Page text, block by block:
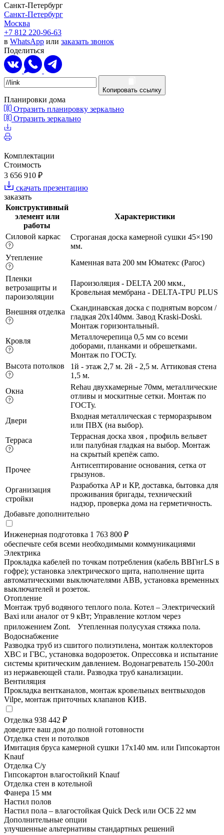
Санкт-Петербург
Санкт-Петербург
Москва
+7 812 220-96-63
в WhatsApp или заказать звонок
Поделиться
Копировать ссылку
Планировки дома
Отразить планировку зеркально
Отразить зеркально
Комплектации
Стоимость
3 656 910 ₽
скачать презентацию
заказать
Конструктивный
элемент или
работы
Характеристики
Силовой каркас
Строганая доска камерной сушки 45×190
мм.
Утепление
Каменная вата 200 мм Юматекс (Paroc)
Пленки
ветрозащиты и
пароизоляции
Пароизоляция - DELTA 200 мкм.,
Кровельная мембрана - DELTA-TPU PLUS
Внешняя отделка
Скандинавская доска с поднятым ворсом /
гладкая 20х140мм. Завод Kraski-Doski.
Монтаж горизонтальный.
Кровля
Металлочерепица 0,5 мм со всеми
доборами, планками и обрешетками.
Монтаж по ГОСТу.
Высота потолков
1й - этаж 2,7 м. 2й - 2,5 м. Аттиковая стена
1,5 м.
Окна
Rehau двухкамерные 70мм, металлические
отливы и москитные сетки. Монтаж по
ГОСТу.
Двери
Входная металлическая с терморазрывом
или ПВХ (на выбор).
Терраса
Террасная доска хвоя , профиль вельвет
или палубная гладкая на выбор. Монтаж
на скрытый крепёж camo.
Прочее
Антисептирование основания, cетка от
грызунов.
Организация
стройки
Разработка АР и КР, доставка, бытовка для
проживания бригады, технический
надзор, проверка дома на герметичность.
Добавьте дополнительно
Инженерная подготовка 1 763 800 ₽
обеспечьте себя всеми необходимыми коммуникациями
Электрика
Прокладка кабелей по точкам потребления (кабель ВВГнгLS в
гофре); установка электрического щита, наполнение щита
автоматическими выключателями ABB, установка временных
выключателей и розеток.
Отопление
Монтаж труб водяного теплого пола. Котел – Электрический
Baxi или аналог от 9 кВт; Управление котлом через
приложением Zont. Утепленная полусухая стяжка пола.
Водоснабжение
Разводка труб из сшитого полиэтилена, монтаж коллекторов
ХВС и ГВС, установка водорозеток. Опрессовка и испытание
системы критическим давлением. Водонагреватель 150-200л
из нержавеющей стали. Разводка труб канализации.
Вентиляция
Прокладка вентканалов, монтаж кровельных вентвыходов
Vilpe, монтаж приточных клапанов КИВ.
Отделка 938 442 ₽
доведите ваш дом до полной готовности
Отделка стен и потолков
Имитация бруса камерной сушки 17х140 мм. или Гипсокартон
Knauf
Отделка С/у
Гипсокартон влагостойкий Knauf
Отделка стен в котельной
Фанера 15 мм
Настил полов
Настил пола – влагостойкая Quick Deck или ОСБ 22 мм
Дополнительные опции
улучшенные альтернативы стандартных решений